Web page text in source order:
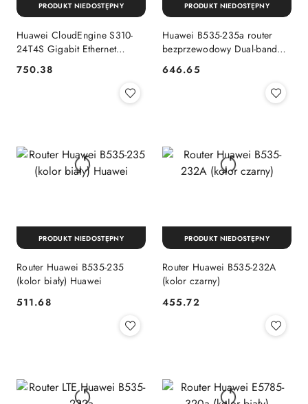
Huawei CloudEngine S310-
24T4S Gigabit Ethernet
Huawei
Cena:
750.38
PRODUKT NIEDOSTĘPNY
Huawei B535-235a router
bezprzewodowy Dual-band
Huawei
Cena:
646.65
PRODUKT NIEDOSTĘPNY
Router Huawei B535-235
(kolor biały) Huawei
Cena:
511.68
PRODUKT NIEDOSTĘPNY
Router Huawei B535-232A
(kolor czarny)
Cena:
455.72
PRODUKT NIEDOSTĘPNY